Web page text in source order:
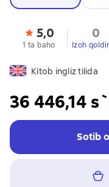
5,0
1 ta baho
0
Izoh
Kitob ingliz tilida
36 446,14
Sotib